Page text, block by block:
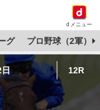
dメニュー
グ プロ野球（2軍）
12R